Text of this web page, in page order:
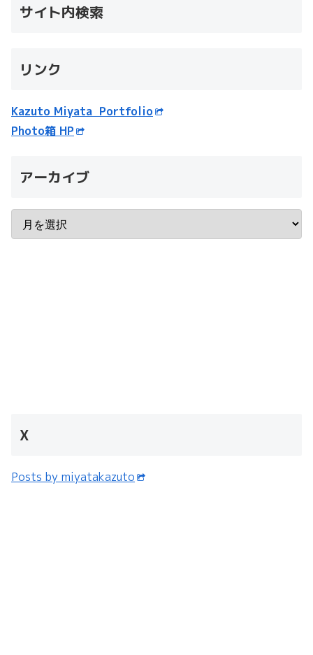
サイト内検索
リンク
Kazuto Miyata Portfolio
Photo箱 HP
アーカイブ
X
Posts by miyatakazuto